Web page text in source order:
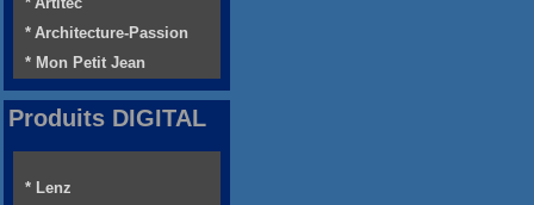
* Architecture-Passion
* Mon Petit Jean
Produits DIGITAL
* Lenz